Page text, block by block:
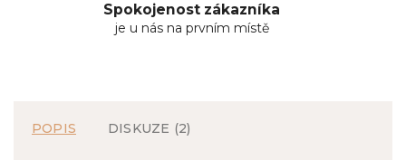
Spokojenost zákazníka
je u nás na prvním místě
POPIS DISKUZE (2)